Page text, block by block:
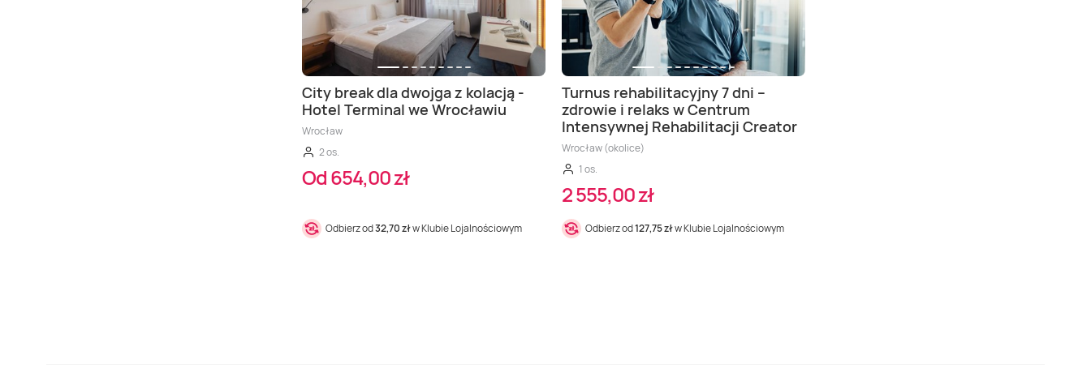
City break dla dwojga z kolacją -
Hotel Terminal we Wrocławiu
Wrocław
2 os.
Od 654,00 zł
Odbierz od32,70 złw Klubie Lojalnościowym
Turnus rehabilitacyjny 7 dni –
zdrowie i relaks w Centrum
Intensywnej Rehabilitacji Creator
Wrocław (okolice)
1 os.
2 555,00 zł
Odbierz od127,75 złw Klubie Lojalnościowym